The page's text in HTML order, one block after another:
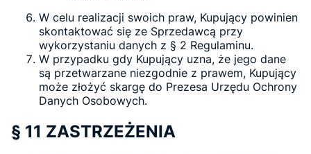
W celu realizacji swoich praw, Kupujący powinien
skontaktować się ze Sprzedawcą przy
wykorzystaniu danych z § 2 Regulaminu.
W przypadku gdy Kupujący uzna, że jego dane
są przetwarzane niezgodnie z prawem, Kupujący
może złożyć skargę do Prezesa Urzędu Ochrony
Danych Osobowych.
§ 11 ZASTRZEŻENIA